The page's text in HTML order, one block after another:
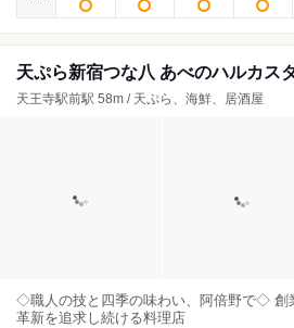
天ぷら新宿つな八 あべのハルカス
天王寺駅前駅 58m / 天ぷら、海鮮、居酒屋
◇職人の技と四季の味わい、阿倍野で◇ 創
革新を追求し続ける料理店